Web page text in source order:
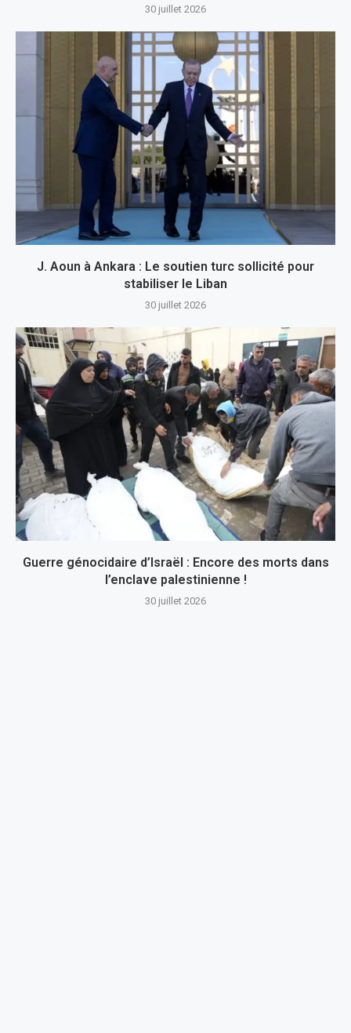
30 juillet 2026
J. Aoun à Ankara : Le soutien turc sollicité pour
stabiliser le Liban
30 juillet 2026
Guerre génocidaire d’Israël : Encore des morts dans
l’enclave palestinienne !
30 juillet 2026